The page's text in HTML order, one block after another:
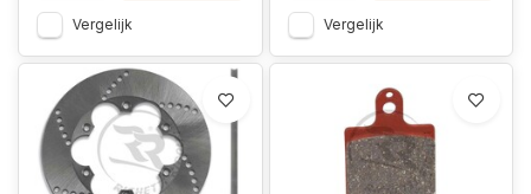
Vergelijk Vergelijk